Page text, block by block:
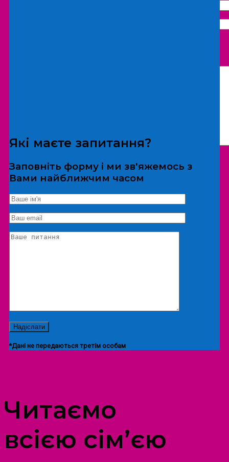
*Дані не передаються третім особам
Екскурсія/локація
Які маєте запитання?
Заповніть форму і ми зв'яжемось з
Вами найближчим часом
*Дані не передаються третім особам
Читаємо
всією сім’єю